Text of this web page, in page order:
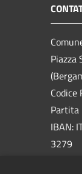
Piazza
Partita
IBAN:
3279